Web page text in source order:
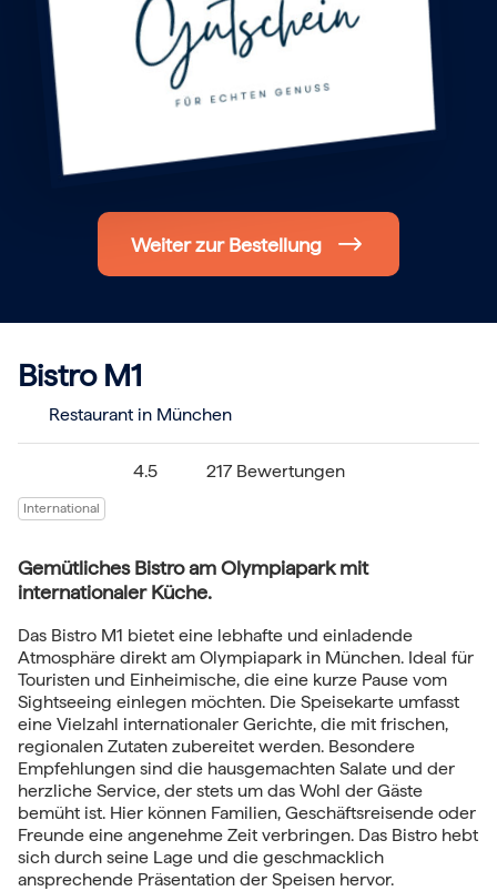
Frohe Weihnachten
Regionale Gutscheine
Hamburg
Frankfurt
-------
Das ideale Geschenk für alle Anlässe
Weiter zur Bestellung
Bistro M1
Restaurant in München
4.5 217 Bewertungen
International
Gemütliches Bistro am Olympiapark mit
internationaler Küche.
Das Bistro M1 bietet eine lebhafte und einladende
Atmosphäre direkt am Olympiapark in München. Ideal für
Touristen und Einheimische, die eine kurze Pause vom
Sightseeing einlegen möchten. Die Speisekarte umfasst
eine Vielzahl internationaler Gerichte, die mit frischen,
regionalen Zutaten zubereitet werden. Besondere
Empfehlungen sind die hausgemachten Salate und der
herzliche Service, der stets um das Wohl der Gäste
bemüht ist. Hier können Familien, Geschäftsreisende oder
Freunde eine angenehme Zeit verbringen. Das Bistro hebt
sich durch seine Lage und die geschmacklich
ansprechende Präsentation der Speisen hervor.